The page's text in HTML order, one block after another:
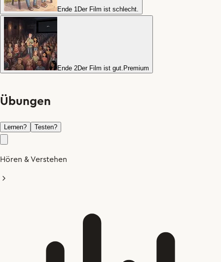
Ende 1 Der Film ist schlecht.
Ende 2Der Film ist gut. Premium
Übungen
Lernen? Testen?
Hören & Verstehen